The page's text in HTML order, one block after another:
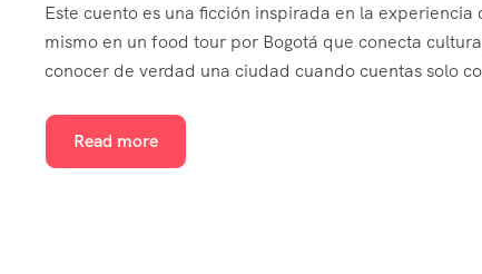
Este cuento es una ficción inspirada en la
mismo en un food tour por Bogotá que conecta
conocer de verdad una ciudad cuando cuentas solo
Read more